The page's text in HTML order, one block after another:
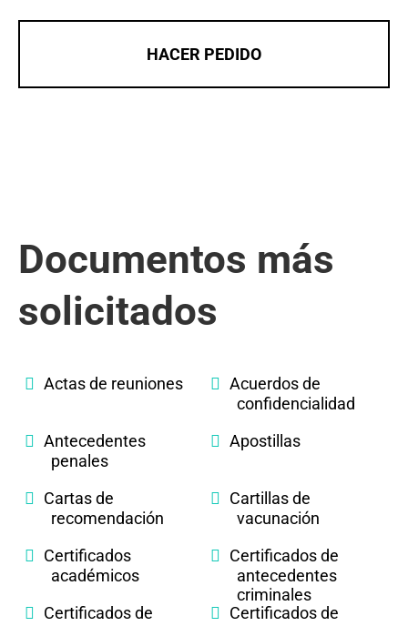
HACER PEDIDO
Documentos más
solicitados
Actas de reuniones
Acuerdos de
confidencialidad
Antecedentes
penales
Apostillas
Cartas de
recomendación
Cartillas de
vacunación
Certificados
académicos
Certificados de
antecedentes
criminales
Certificados de
Certificados de